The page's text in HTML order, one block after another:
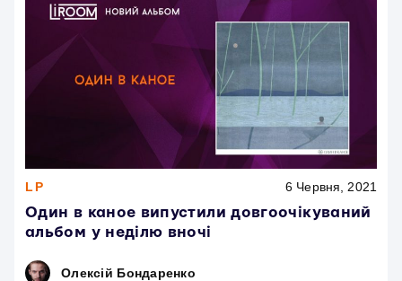
LP 6 Червня, 2021
Один в каное випустили довгоочікуваний
альбом у неділю вночі
Олексій Бондаренко